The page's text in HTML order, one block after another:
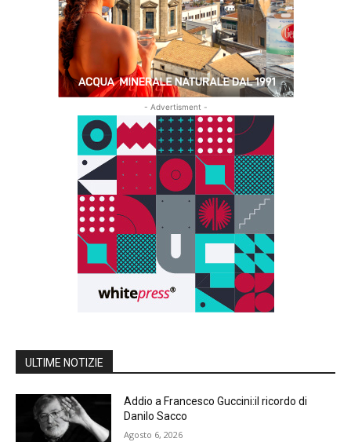
- Advertisment -
ULTIME NOTIZIE
Addio a Francesco Guccini:il ricordo di
Danilo Sacco
Agosto 6, 2026